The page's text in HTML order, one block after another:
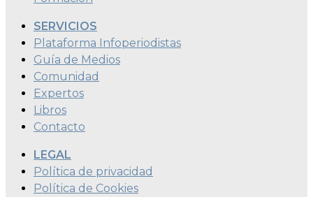
SERVICIOS
Plataforma Infoperiodistas
Guía de Medios
Comunidad
Expertos
Libros
Contacto
LEGAL
Política de privacidad
Política de Cookies